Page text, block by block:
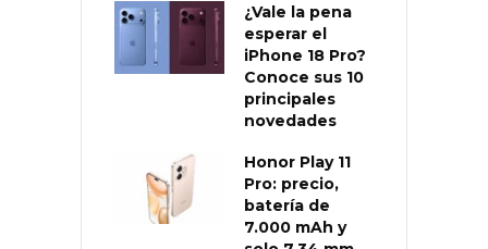
¿Vale la pena
esperar el
iPhone 18 Pro?
Conoce sus 10
principales
novedades
Honor Play 11
Pro: precio,
batería de
7.000 mAh y